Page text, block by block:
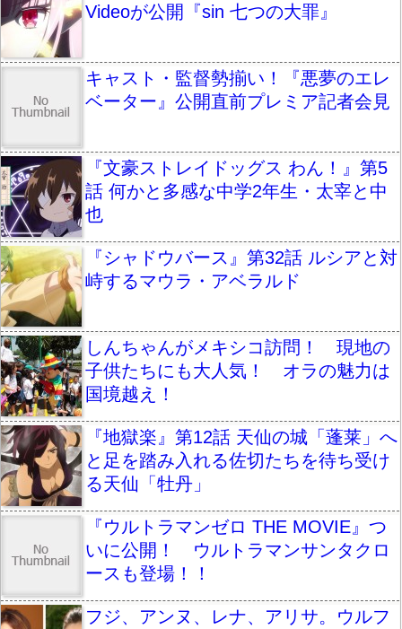
Videoが公開『sin 七つの大罪』
キャスト・監督勢揃い！『悪夢のエレ
ベーター』公開直前プレミア記者会見
『文豪ストレイドッグス わん！』第5
話 何かと多感な中学2年生・太宰と中
也
『シャドウバース』第32話 ルシアと対
峙するマウラ・アベラルド
しんちゃんがメキシコ訪問！ 現地の
子供たちにも大人気！ オラの魅力は
国境越え！
『地獄楽』第12話 天仙の城「蓬莱」へ
と足を踏み入れる佐切たちを待ち受け
る天仙「牡丹」
『ウルトラマンゼロ THE MOVIE』つ
いに公開！ ウルトラマンサンタクロ
ースも登場！！
フジ、アンヌ、レナ、アリサ。ウルフ